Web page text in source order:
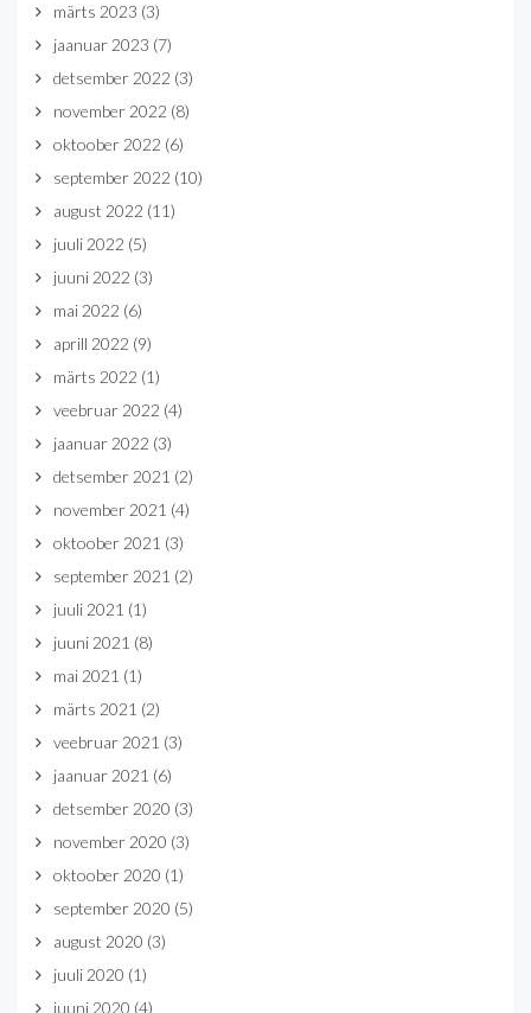
märts 2023 (3)
jaanuar 2023 (7)
detsember 2022 (3)
november 2022 (8)
oktoober 2022 (6)
september 2022 (10)
august 2022 (11)
juuli 2022 (5)
juuni 2022 (3)
mai 2022 (6)
aprill 2022 (9)
märts 2022 (1)
veebruar 2022 (4)
jaanuar 2022 (3)
detsember 2021 (2)
november 2021 (4)
oktoober 2021 (3)
september 2021 (2)
juuli 2021 (1)
juuni 2021 (8)
mai 2021 (1)
märts 2021 (2)
veebruar 2021 (3)
jaanuar 2021 (6)
detsember 2020 (3)
november 2020 (3)
oktoober 2020 (1)
september 2020 (5)
august 2020 (3)
juuli 2020 (1)
juuni 2020 (4)